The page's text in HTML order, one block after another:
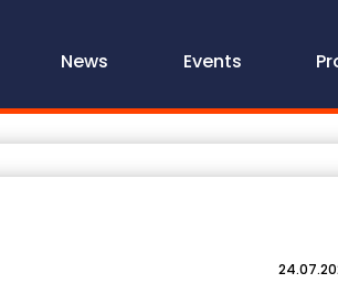
News Events